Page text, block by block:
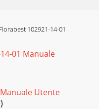
102921-14-01
01 Manuale
Utente